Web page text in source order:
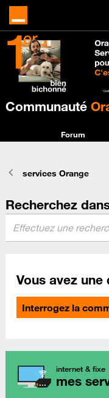
Communauté
Forum
services Orange
Recherchez
Vous avez une
Interrogez la
internet & fixe
mes